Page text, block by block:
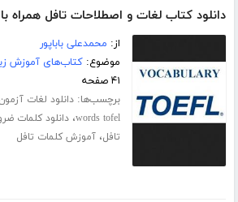
دانلود کتاب لغات و اصطلاحات تافل همراه
از: محمدعلی باباپور
موضوع:کتاب‌های آموزش
۴۱ صفحه
برچسب‌ها:دانلود لغات
words tofel،دانلود کلمات
تافل،آموزش کلمات تافل